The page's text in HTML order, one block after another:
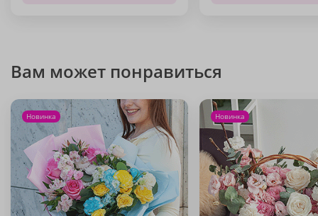
Вам может понравиться
Новинка Новинка